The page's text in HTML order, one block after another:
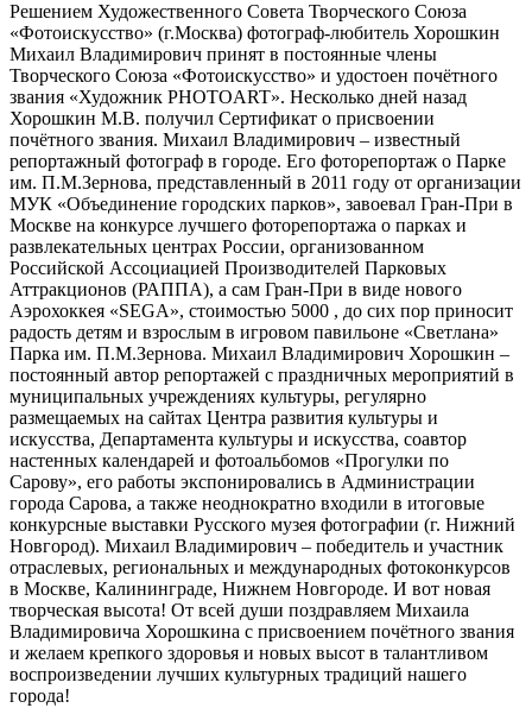
Решением Художественного Совета Творческого Союза
«Фотоискусство» (г.Москва) фотограф-любитель Хорошкин
Михаил Владимирович принят в постоянные члены
Творческого Союза «Фотоискусство» и удостоен почётного
звания «Художник PHOTOART». Несколько дней назад
Хорошкин М.В. получил Сертификат о присвоении
почётного звания. Михаил Владимирович – известный
репортажный фотограф в городе. Его фоторепортаж о Парке
им. П.М.Зернова, представленный в 2011 году от организации
МУК «Объединение городских парков», завоевал Гран-При в
Москве на конкурсе лучшего фоторепортажа о парках и
развлекательных центрах России, организованном
Российской Ассоциацией Производителей Парковых
Аттракционов (РАППА), а сам Гран-При в виде нового
Аэрохоккея «SEGA», стоимостью 5000 , до сих пор приносит
радость детям и взрослым в игровом павильоне «Светлана»
Парка им. П.М.Зернова. Михаил Владимирович Хорошкин –
постоянный автор репортажей с праздничных мероприятий в
муниципальных учреждениях культуры, регулярно
размещаемых на сайтах Центра развития культуры и
искусства, Департамента культуры и искусства, соавтор
настенных календарей и фотоальбомов «Прогулки по
Сарову», его работы экспонировались в Администрации
города Сарова, а также неоднократно входили в итоговые
конкурсные выставки Русского музея фотографии (г. Нижний
Новгород). Михаил Владимирович – победитель и участник
отраслевых, региональных и международных фотоконкурсов
в Москве, Калининграде, Нижнем Новгороде. И вот новая
творческая высота! От всей души поздравляем Михаила
Владимировича Хорошкина с присвоением почётного звания
и желаем крепкого здоровья и новых высот в талантливом
воспроизведении лучших культурных традиций нашего
города!